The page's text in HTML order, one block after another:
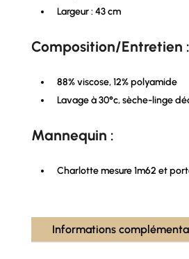
Largeur : 43 cm
Composition/Entretien :
88% viscose, 12% polyamide
Lavage à 30°c, sèche-linge
Mannequin :
Charlotte mesure 1m62 et
Informations